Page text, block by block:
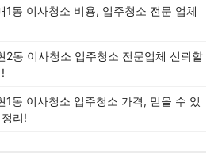
1동 이사청소 비용, 입주청소 전문 업체
2동 이사청소 입주청소 전문업체 신뢰할
1동 이사청소 입주청소 가격, 믿을 수 있
리!